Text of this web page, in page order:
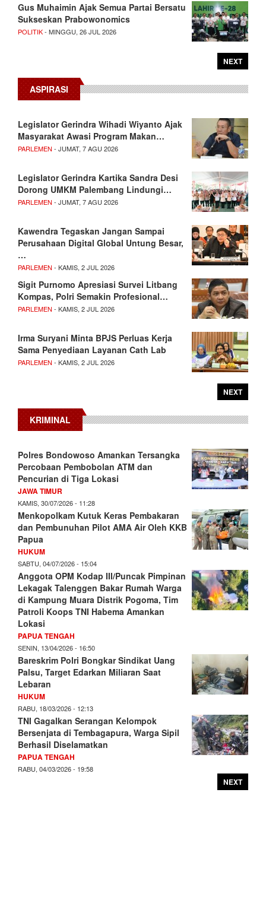
Gus Muhaimin Ajak Semua Partai Bersatu
Sukseskan Prabowonomics
POLITIK- MINGGU, 26 JUL 2026
NEXT
ASPIRASI
Legislator Gerindra Wihadi Wiyanto Ajak
Masyarakat Awasi Program Makan…
PARLEMEN - JUMAT, 7 AGU 2026
Legislator Gerindra Kartika Sandra Desi
Dorong UMKM Palembang Lindungi…
PARLEMEN - JUMAT, 7 AGU 2026
Kawendra Tegaskan Jangan Sampai
Perusahaan Digital Global Untung Besar,
…
PARLEMEN - KAMIS, 2 JUL 2026
Sigit Purnomo Apresiasi Survei Litbang
Kompas, Polri Semakin Profesional…
PARLEMEN - KAMIS, 2 JUL 2026
Irma Suryani Minta BPJS Perluas Kerja
Sama Penyediaan Layanan Cath Lab
PARLEMEN - KAMIS, 2 JUL 2026
NEXT
KRIMINAL
Polres Bondowoso Amankan Tersangka
Percobaan Pembobolan ATM dan
Pencurian di Tiga Lokasi
JAWA TIMUR
KAMIS, 30/07/2026 - 11:28
Menkopolkam Kutuk Keras Pembakaran
dan Pembunuhan Pilot AMA Air Oleh KKB
Papua
HUKUM
SABTU, 04/07/2026 - 15:04
Anggota OPM Kodap III/Puncak Pimpinan
Lekagak Talenggen Bakar Rumah Warga
di Kampung Muara Distrik Pogoma, Tim
Patroli Koops TNI Habema Amankan
Lokasi
PAPUA TENGAH
SENIN, 13/04/2026 - 16:50
Bareskrim Polri Bongkar Sindikat Uang
Palsu, Target Edarkan Miliaran Saat
Lebaran
HUKUM
RABU, 18/03/2026 - 12:13
TNI Gagalkan Serangan Kelompok
Bersenjata di Tembagapura, Warga Sipil
Berhasil Diselamatkan
PAPUA TENGAH
RABU, 04/03/2026 - 19:58
NEXT